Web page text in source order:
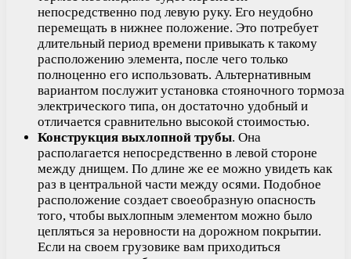
непосредственно под левую руку. Его неудобно
перемещать в нижнее положение. Это потребует
длительный период времени привыкать к такому
расположению элемента, после чего только
полноценно его использовать. Альтернативным
вариантом послужит установка стояночного тормоза
электрического типа, он достаточно удобный и
отличается сравнительно высокой стоимостью.
Конструкция выхлопной трубы. Она
располагается непосредственно в левой стороне
между днищем. По длине же ее можно увидеть как
раз в центральной части между осями. Подобное
расположение создает своеобразную опасность
того, чтобы выхлопным элементом можно было
цепляться за неровности на дорожном покрытии.
Если на своем грузовике вам приходиться